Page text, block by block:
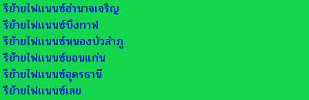
รีย้ายไฟเเนนซ์อำนาจเจริญ
รีย้ายไฟเเนนซ์บึงกาฬ
รีย้ายไฟเเนนซ์หนองบัวลำภู
รีย้ายไฟเเนนซ์ขอนแก่น
รีย้ายไฟเเนนซ์อุดรธานี
รีย้ายไฟเเนนซ์เลย